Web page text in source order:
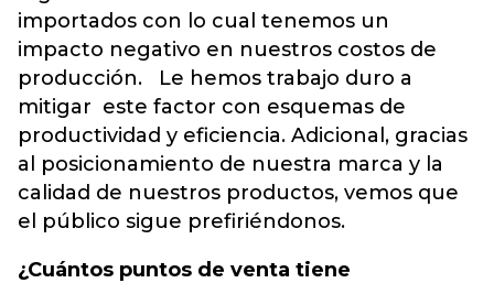
importados con lo cual tenemos un
impacto negativo en nuestros costos de
producción. Le hemos trabajo duro a
mitigar este factor con esquemas de
productividad y eficiencia. Adicional, gracias
al posicionamiento de nuestra marca y la
calidad de nuestros productos, vemos que
el público sigue prefiriéndonos.
¿Cuántos puntos de venta tiene